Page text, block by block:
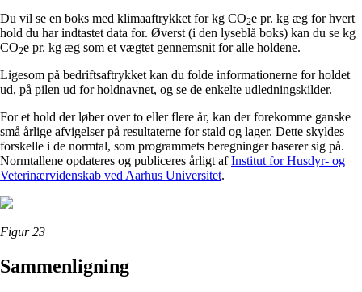
Du vil se en boks med klimaaftrykket for kg CO2e pr. kg æg for hvert
hold du har indtastet data for. Øverst (i den lyseblå boks) kan du se kg
CO2e pr. kg æg som et vægtet gennemsnit for alle holdene.
Ligesom på bedriftsaftrykket kan du folde informationerne for holdet
ud, på pilen ud for holdnavnet, og se de enkelte udledningskilder.
For et hold der løber over to eller flere år, kan der forekomme ganske
små årlige afvigelser på resultaterne for stald og lager. Dette skyldes
forskelle i de normtal, som programmets beregninger baserer sig på.
Normtallene opdateres og publiceres årligt afInstitut for Husdyr- og
Veterinærvidenskab ved Aarhus Universitet.
Figur 23
Sammenligning